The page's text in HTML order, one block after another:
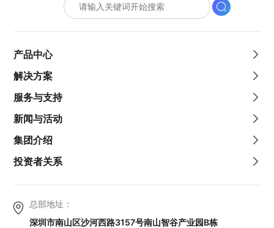
总部地址：
深圳市南山区沙河西路3157号南山智谷产业园B栋
产品中心
解决方案
服务与支持
新闻与活动
集团介绍
投资者关系